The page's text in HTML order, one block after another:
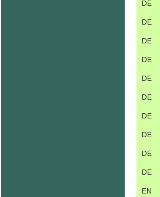
DE
DE
DE
DE
DE
DE
DE
DE
DE
DE
EN